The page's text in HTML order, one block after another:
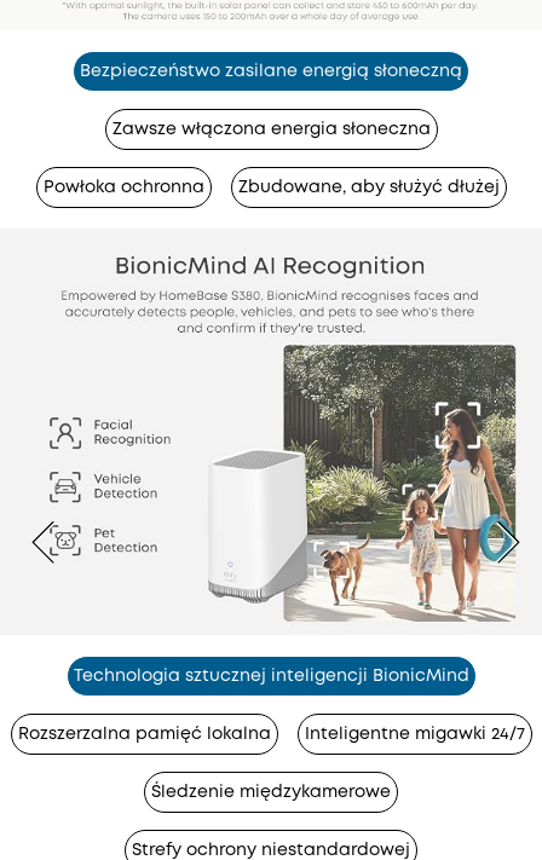
Bezpieczeństwo zasilane energią słoneczną
Zawsze włączona energia słoneczna
Powłoka ochronna Zbudowane, aby służyć dłużej
Technologia sztucznej inteligencji BionicMind
Rozszerzalna pamięć lokalna Inteligentne migawki 24/7
Śledzenie międzykamerowe
Strefy ochrony niestandardowej